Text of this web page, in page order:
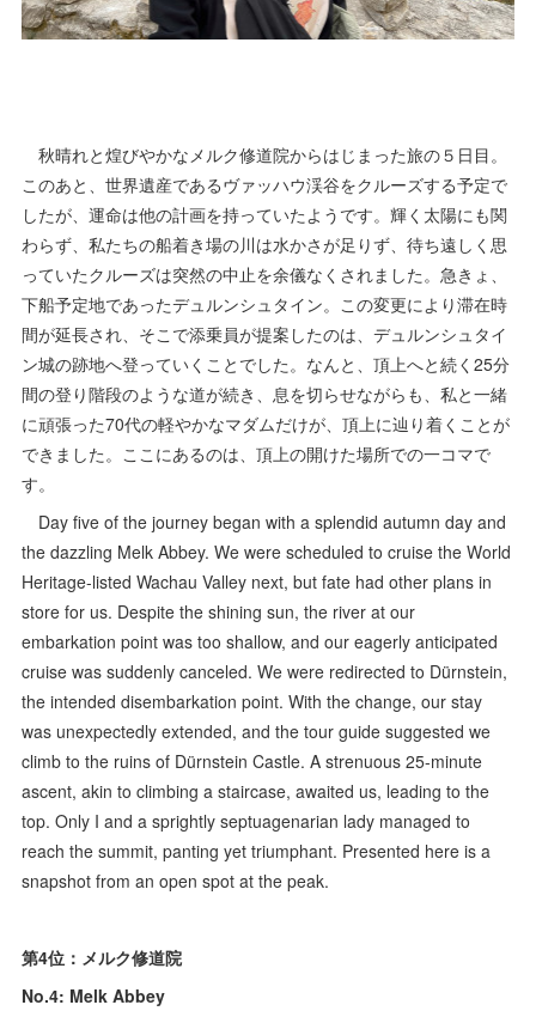
秋晴れと煌びやかなメルク修道院からはじまった旅の５日目。
このあと、世界遺産であるヴァッハウ渓谷をクルーズする予定で
したが、運命は他の計画を持っていたようです。輝く太陽にも関
わらず、私たちの船着き場の川は水かさが足りず、待ち遠しく思
っていたクルーズは突然の中止を余儀なくされました。急きょ、
下船予定地であったデュルンシュタイン。この変更により滞在時
間が延長され、そこで添乗員が提案したのは、デュルンシュタイ
ン城の跡地へ登っていくことでした。なんと、頂上へと続く25分
間の登り階段のような道が続き、息を切らせながらも、私と一緒
に頑張った70代の軽やかなマダムだけが、頂上に辿り着くことが
できました。ここにあるのは、頂上の開けた場所での一コマで
す。
Day five of the journey began with a splendid autumn day and
the dazzling Melk Abbey. We were scheduled to cruise the World
Heritage-listed Wachau Valley next, but fate had other plans in
store for us. Despite the shining sun, the river at our
embarkation point was too shallow, and our eagerly anticipated
cruise was suddenly canceled. We were redirected to Dürnstein,
the intended disembarkation point. With the change, our stay
was unexpectedly extended, and the tour guide suggested we
climb to the ruins of Dürnstein Castle. A strenuous 25-minute
ascent, akin to climbing a staircase, awaited us, leading to the
top. Only I and a sprightly septuagenarian lady managed to
reach the summit, panting yet triumphant. Presented here is a
snapshot from an open spot at the peak.
第4位：メルク修道院
No.4: Melk Abbey